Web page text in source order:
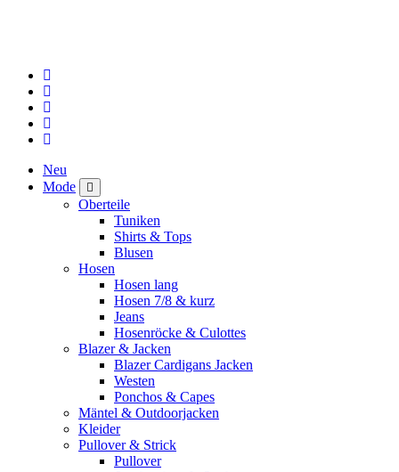
Neu
Mode
Oberteile
Tuniken
Shirts & Tops
Blusen
Hosen
Hosen lang
Hosen 7/8 & kurz
Jeans
Hosenröcke & Culottes
Blazer & Jacken
Blazer Cardigans Jacken
Westen
Ponchos & Capes
Mäntel & Outdoorjacken
Kleider
Pullover & Strick
Pullover